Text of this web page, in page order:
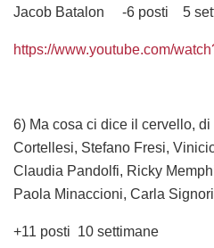
Jacob Batalon -6 posti 5
https://www.youtube.com/
6) Ma cosa ci dice il cervello,
Cortellesi, Stefano Fresi,
Claudia Pandolfi, Ricky
Paola Minaccioni, Carla
+11 posti 10 settimane